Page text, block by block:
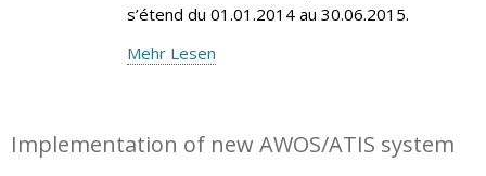
s’étend du 01.01.2014 au 30.06.2015.
Mehr Lesen
Implementation of new AWOS/ATIS system